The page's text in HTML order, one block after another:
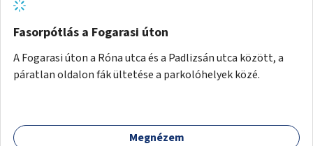
Fasorpótlás a Fogarasi úton
A Fogarasi úton a Róna utca és a Padlizsán utca között, a
páratlan oldalon fák ültetése a parkolóhelyek közé.
Megnézem